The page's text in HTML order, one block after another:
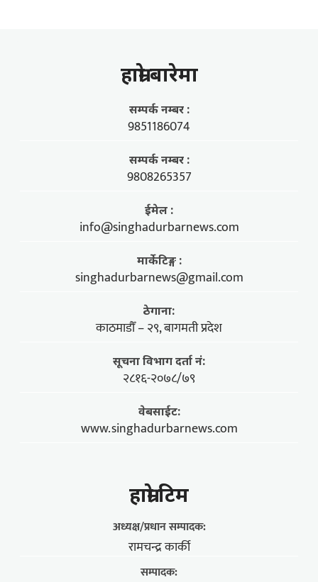
हाम्राे बारेमा
सम्पर्क नम्बर :
9851186074
सम्पर्क नम्बर :
9808265357
ईमेल :
info@singhadurbarnews.com
मार्केटिङ्ग :
singhadurbarnews@gmail.com
ठेगाना:
काठमाडौँ – २९, बागमती प्रदेश
सूचना विभाग दर्ता नं:
२८१६-२०७८/७९
वेबसाईट:
www.singhadurbarnews.com
हाम्राे टिम
अध्यक्ष/प्रधान सम्पादक:
रामचन्द्र कार्की
सम्पादक: